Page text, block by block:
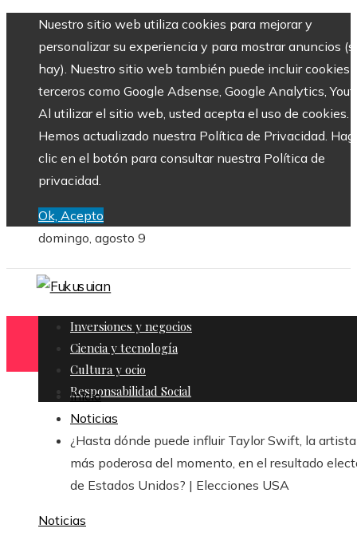
Nuestro sitio web utiliza cookies para mejorar y
personalizar su experiencia y para mostrar anuncios
hay). Nuestro sitio web también puede incluir cookies
terceros como Google Adsense, Google Analytics,
Al utilizar el sitio web, usted acepta el uso de cookies.
Hemos actualizado nuestra Política de Privacidad.
clic en el botón para consultar nuestra Política de
privacidad.
Ok, Acepto
domingo, agosto 9
Inversiones y negocios
Ciencia y tecnología
Cultura y ocio
Responsabilidad Social
Inicio
Noticias
¿Hasta dónde puede influir Taylor Swift, la artista
más poderosa del momento, en el resultado
de Estados Unidos? | Elecciones USA
Noticias